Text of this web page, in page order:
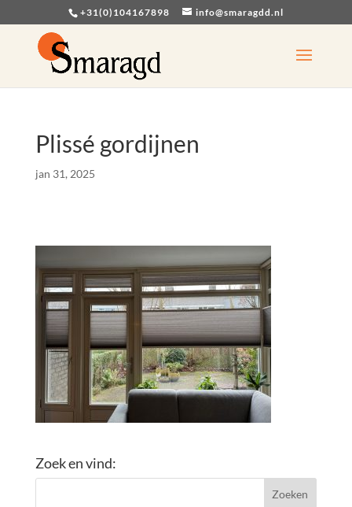
+31(0)104167898 info@smaragdd.nl
Plissé gordijnen
jan 31, 2025
Zoek en vind: